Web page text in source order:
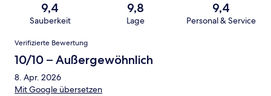
9,4
Sauberkeit
9,8
Lage
9,4
Personal & Service
Bewertungen
Verifizierte Bewertung
10/10 – Außergewöhnlich
8. Apr. 2026
Mit Google übersetzen